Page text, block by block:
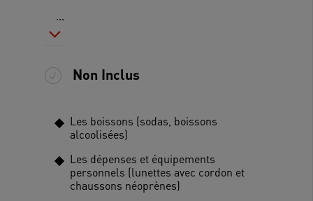
...
Non Inclus
Les boissons (sodas, boissons
alcoolisées)
Les dépenses et équipements
personnels (lunettes avec cordon et
chaussons néoprènes)